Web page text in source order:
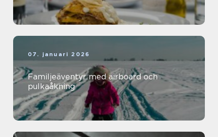
07. januari 2026
Familjeäventyr med airboard och
pulkaåkning